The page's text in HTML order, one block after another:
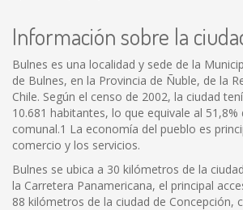
Información sobre la
Bulnes es una localidad y sede de la
de Bulnes, en la Provincia de Ñuble, de la
Chile. Según el censo de 2002, la ciudad
10.681 habitantes, lo que equivale al 51,8%
comunal.1 La economía del pueblo es
comercio y los servicios.
Bulnes se ubica a 30 kilómetros de la
la Carretera Panamericana, el principal
88 kilómetros de la ciudad de Concepción,